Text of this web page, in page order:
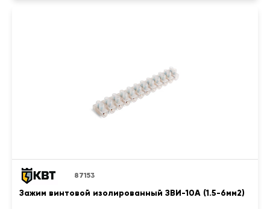
87153
Зажим винтовой изолированный ЗВИ-10А (1.5-6мм2)